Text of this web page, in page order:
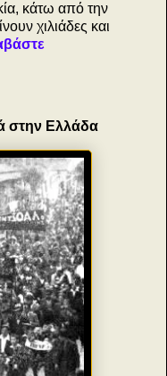
κάτω από την
χιλιάδες και
στην Ελλάδα